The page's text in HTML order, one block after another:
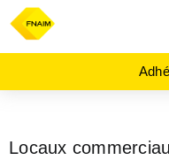
Locaux